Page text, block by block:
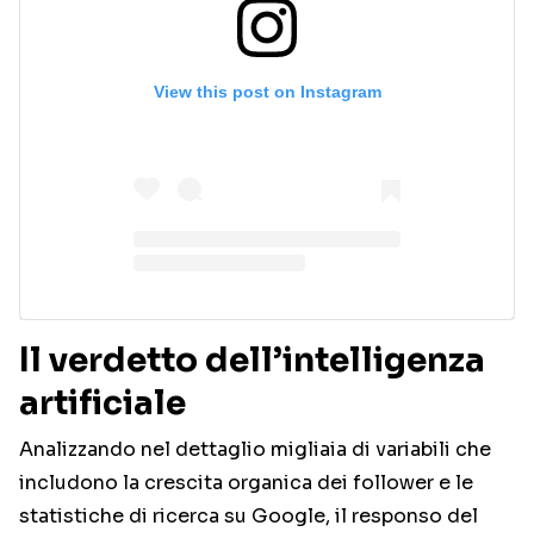
View this post on Instagram
Il verdetto dell’intelligenza
artificiale
Analizzando nel dettaglio migliaia di variabili che
includono la crescita organica dei follower e le
statistiche di ricerca su Google, il responso del